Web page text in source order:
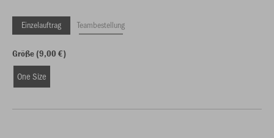
Einzelauftrag Teambestellung
Größe (9,00 €)
One Size